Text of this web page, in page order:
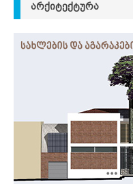
ᲐᲠᲥᲘᲢᲔᲥᲢᲣᲠᲐ